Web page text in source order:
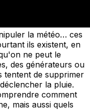
la météo… ces
ils existent, en
ne peut le
des générateurs ou
tentent de supprimer
la pluie.
comment
mais aussi quels